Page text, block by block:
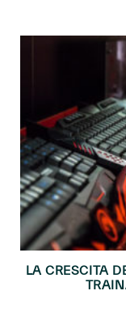
LA CRESCITA